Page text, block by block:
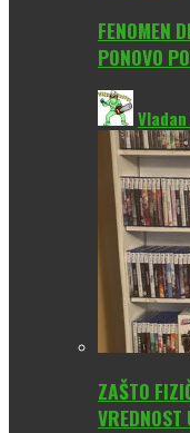
FENOMEN
PONOVO
ZAŠTO